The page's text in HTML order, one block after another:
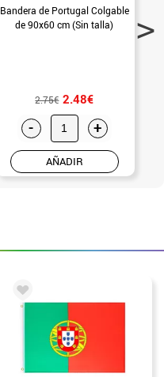
Bandera de Portugal Colgable
de 90x60 cm (Sin talla)
2.75€ 2.48€
- +
AÑADIR